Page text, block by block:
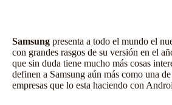
Samsung presenta a todo el mundo el
con grandes rasgos de su versión en el
que sin duda tiene mucho más cosas
definen a Samsung aún más como una
empresas que lo esta haciendo con